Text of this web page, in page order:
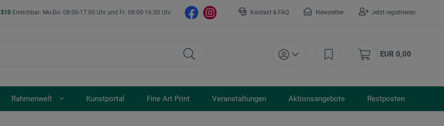
Erreichbar: Mo-Do: 08:00-17:00 Uhr und Fr: 08:00-16:30 Uhr Kontakt & FAQ Newsletter Jetzt registrieren
EUR 0,00
Rahmenwelt Kunstportal Fine Art Print Veranstaltungen Aktionsangebote Restposten